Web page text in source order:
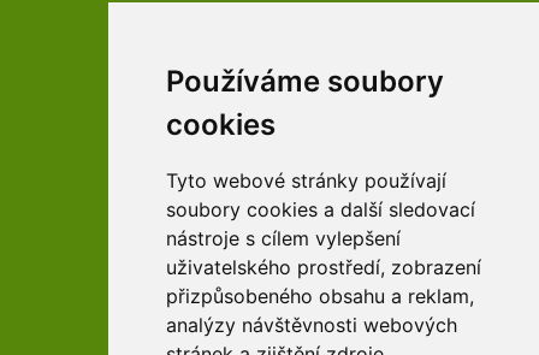
Používáme soubory
cookies
Tyto webové stránky používají
soubory cookies a další sledovací
nástroje s cílem vylepšení
uživatelského prostředí, zobrazení
přizpůsobeného obsahu a reklam,
analýzy návštěvnosti webových
Youtube kanál arboreta